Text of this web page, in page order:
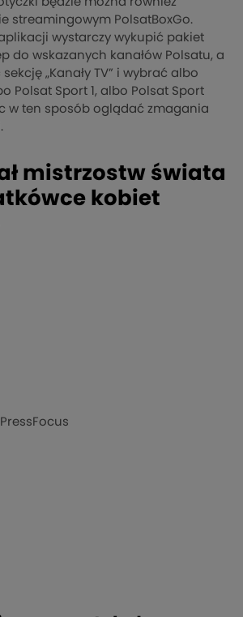
streamingowym PolsatBoxGo.
wystarczy wykupić pakiet
do wskazanych kanałów Polsatu, a
„Kanały TV” i wybrać albo
Polsat Sport 1, albo Polsat Sport
w ten sposób oglądać zmagania
mistrzostw świata
kobiet